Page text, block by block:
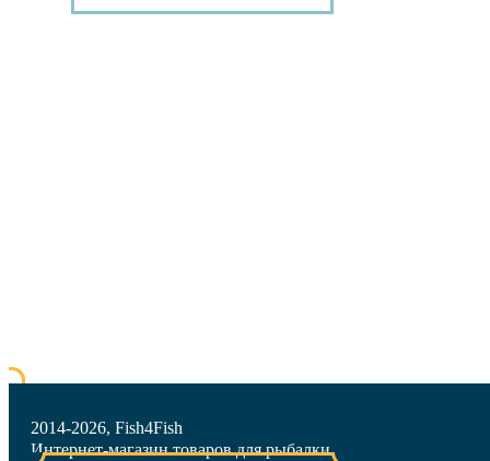
2014-2026, Fish4Fish
Интернет-магазин товаров для рыбалки